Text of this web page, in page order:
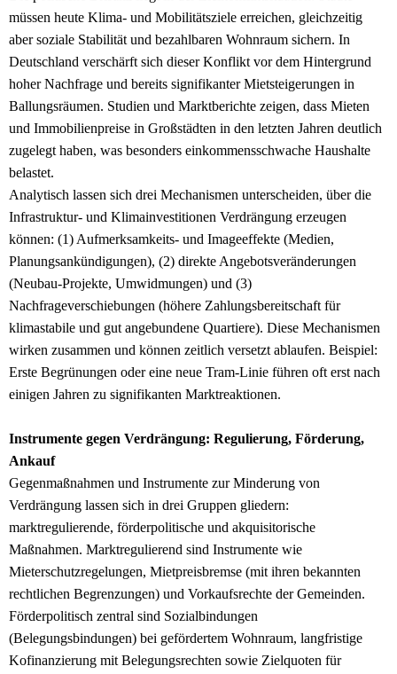
müssen heute Klima- und Mobilitätsziele erreichen, gleichzeitig
aber soziale Stabilität und bezahlbaren Wohnraum sichern. In
Deutschland verschärft sich dieser Konflikt vor dem Hintergrund
hoher Nachfrage und bereits signifikanter Mietsteigerungen in
Ballungsräumen. Studien und Marktberichte zeigen, dass Mieten
und Immobilienpreise in Großstädten in den letzten Jahren deutlich
zugelegt haben, was besonders einkommensschwache Haushalte
belastet.
Analytisch lassen sich drei Mechanismen unterscheiden, über die
Infrastruktur- und Klimainvestitionen Verdrängung erzeugen
können: (1) Aufmerksamkeits- und Imageeffekte (Medien,
Planungsankündigungen), (2) direkte Angebotsveränderungen
(Neubau-Projekte, Umwidmungen) und (3)
Nachfrageverschiebungen (höhere Zahlungsbereitschaft für
klimastabile und gut angebundene Quartiere). Diese Mechanismen
wirken zusammen und können zeitlich versetzt ablaufen. Beispiel:
Erste Begrünungen oder eine neue Tram-Linie führen oft erst nach
einigen Jahren zu signifikanten Marktreaktionen.
Instrumente gegen Verdrängung: Regulierung, Förderung,
Ankauf
Gegenmaßnahmen und Instrumente zur Minderung von
Verdrängung lassen sich in drei Gruppen gliedern:
marktregulierende, förderpolitische und akquisitorische
Maßnahmen. Marktregulierend sind Instrumente wie
Mieterschutzregelungen, Mietpreisbremse (mit ihren bekannten
rechtlichen Begrenzungen) und Vorkaufsrechte der Gemeinden.
Förderpolitisch zentral sind Sozialbindungen
(Belegungsbindungen) bei gefördertem Wohnraum, langfristige
Kofinanzierung mit Belegungsrechten sowie Zielquoten für